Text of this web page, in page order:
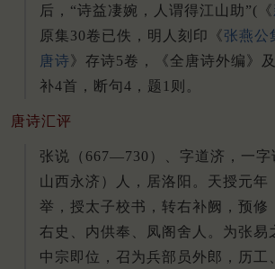
后，“诗益凄婉，人谓得江山助”(《
原集30卷已佚，明人刻印《张燕公
唐诗》存诗5卷，《全唐诗外编》
补4首，断句4，题1则。
唐诗汇评
张说（667—730）、字道济，一字
山西永济）人，居洛阳。 天授元年
举，授太子校书，转右补阙，预修
右史、内供奉、凤阁舍人。 为张易
中宗即位，召为兵部员外郎，历工